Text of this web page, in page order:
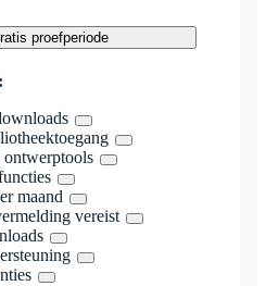
proefperiode
ontwerptools
maand
vereist